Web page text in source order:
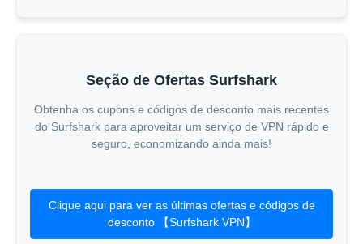
Seção de Ofertas Surfshark
Obtenha os cupons e códigos de desconto mais recentes
do Surfshark para aproveitar um serviço de VPN rápido e
seguro, economizando ainda mais!
Clique aqui para ver as últimas ofertas e códigos de
desconto 【Surfshark VPN】